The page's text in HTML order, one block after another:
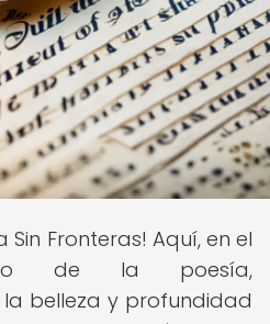
Sin Fronteras! Aquí, en el
de la poesía,
belleza y profundidad